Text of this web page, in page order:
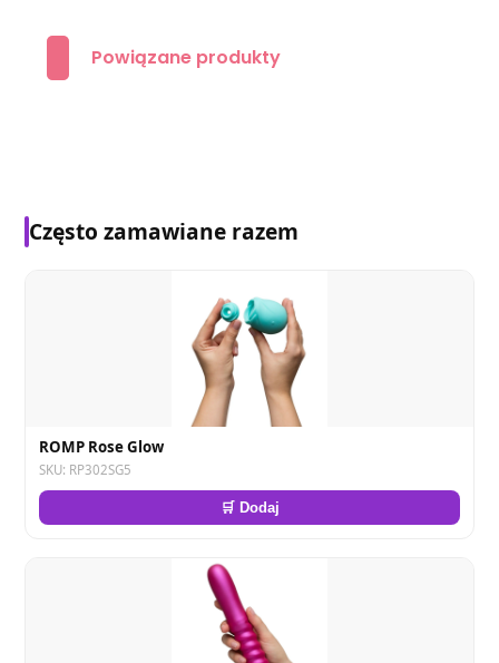
Powiązane produkty
Często zamawiane razem
ROMP Rose Glow
SKU: RP302SG5
🛒 Dodaj